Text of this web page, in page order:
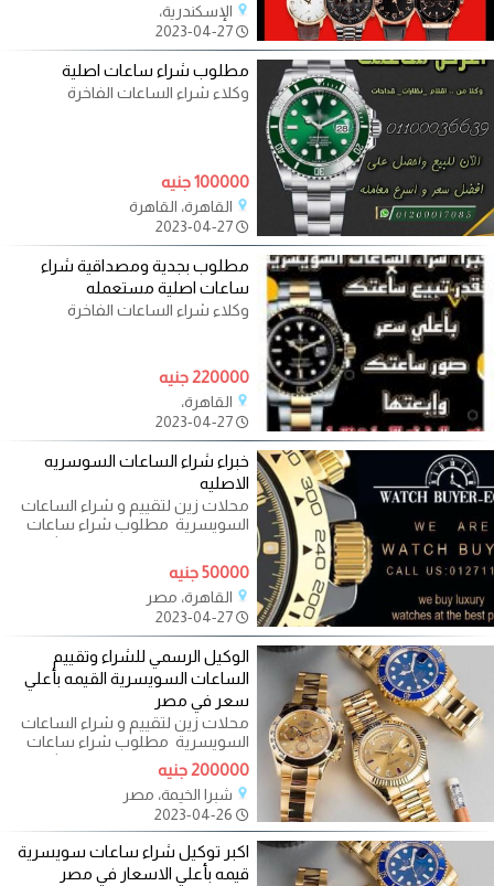
الإسكندرية،
2023-04-27
مطلوب شراء ساعات اصلية
وكلاء شراء الساعات الفاخرة
100000 جنيه
القاهرة، القاهرة
2023-04-27
مطلوب بجدية ومصداقية شراء
ساعات اصلية مستعمله
وكلاء شراء الساعات الفاخرة
220000 جنيه
القاهرة،
2023-04-27
خبراء شراء الساعات السوسريه
الاصليه
محلات زين لتقييم و شراء الساعات
السويسرية ‎ مطلوب شراء ساعات
اصلية مستعملة قديمة وحديثة هل
تريد
50000 جنيه
القاهرة، مصر
2023-04-27
الوكيل الرسمي للشراء وتقييم
الساعات السويسرية القيمه بأعلي
سعر في مصر
محلات زين لتقييم و شراء الساعات
السويسرية ‎ مطلوب شراء ساعات
اصلية مستعملة قديمة وحديثة هل
تريد
200000 جنيه
شبرا الخيمة، مصر
اكبر توكيل شراء ساعات سويسرية
قيمه بأعلي الاسعار في مصر